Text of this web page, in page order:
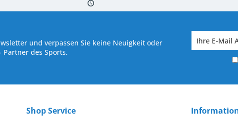
und verpassen Sie keine Neuigkeit oder
Partner des Sports.
Shop Service